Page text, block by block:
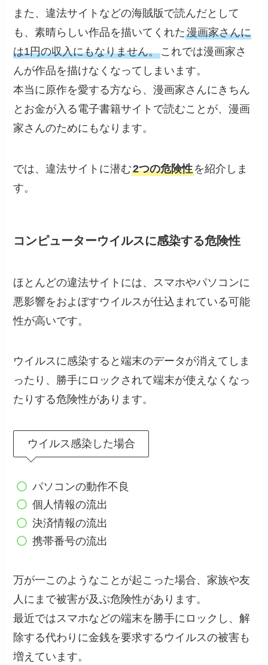
また、違法サイトなどの海賊版で読んだとして
も、素晴らしい作品を描いてくれた漫画家さんに
は1円の収入にもなりません。これでは漫画家さ
んが作品を描けなくなってしまいます。
本当に原作を愛する方なら、漫画家さんにきちん
とお金が入る電子書籍サイトで読むことが、漫画
家さんのためにもなります。
では、違法サイトに潜む2つの危険性を紹介しま
す。
コンピューターウイルスに感染する危険性
ほとんどの違法サイトには、スマホやパソコンに
悪影響をおよぼすウイルスが仕込まれている可能
性が高いです。
ウイルスに感染すると端末のデータが消えてしま
ったり、勝手にロックされて端末が使えなくなっ
たりする危険性があります。
ウイルス感染した場合
パソコンの動作不良
個人情報の流出
決済情報の流出
携帯番号の流出
万が一このようなことが起こった場合、家族や友
人にまで被害が及ぶ危険性があります。
最近ではスマホなどの端末を勝手にロックし、解
除する代わりに金銭を要求するウイルスの被害も
増えています。